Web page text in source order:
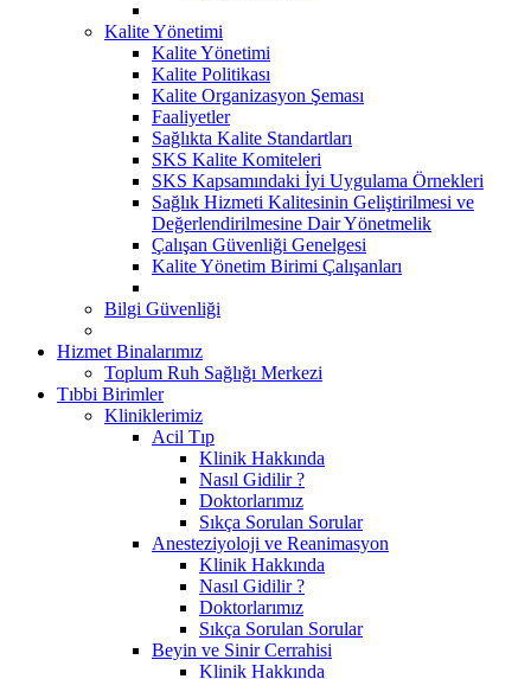
Kalite Yönetimi
Kalite Yönetimi
Kalite Politikası
Kalite Organizasyon Şeması
Faaliyetler
Sağlıkta Kalite Standartları
SKS Kalite Komiteleri
SKS Kapsamındaki İyi Uygulama Örnekleri
Sağlık Hizmeti Kalitesinin Geliştirilmesi ve
Değerlendirilmesine Dair Yönetmelik
Çalışan Güvenliği Genelgesi
Kalite Yönetim Birimi Çalışanları
Bilgi Güvenliği
Hizmet Binalarımız
Toplum Ruh Sağlığı Merkezi
Tıbbi Birimler
Kliniklerimiz
Acil Tıp
Klinik Hakkında
Nasıl Gidilir ?
Doktorlarımız
Sıkça Sorulan Sorular
Anesteziyoloji ve Reanimasyon
Klinik Hakkında
Nasıl Gidilir ?
Doktorlarımız
Sıkça Sorulan Sorular
Beyin ve Sinir Cerrahisi
Klinik Hakkında